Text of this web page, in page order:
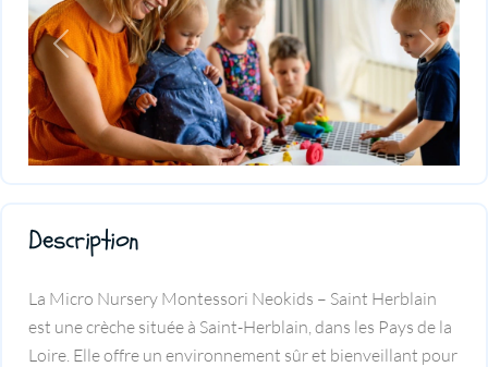
Previous Next
Description
La Micro Nursery Montessori Neokids – Saint Herblain
est une crèche située à Saint-Herblain, dans les Pays de la
Loire. Elle offre un environnement sûr et bienveillant pour